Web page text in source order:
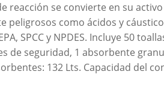
reacción se convierte en su
como ácidos y
EPA, SPCC y NPDES. Incluye 50
de seguridad, 1 absorbente
132 Lts. Capacidad del